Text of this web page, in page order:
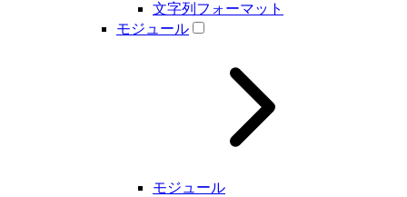
文字列フォーマット
モジュール
モジュール